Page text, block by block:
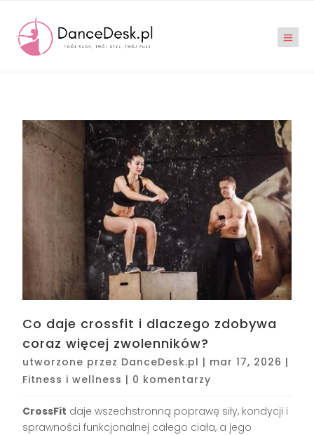
Co daje crossfit i dlaczego zdobywa
coraz więcej zwolenników?
utworzone przez DanceDesk.pl | mar 17, 2026 |
Fitness i wellness | 0 komentarzy
CrossFit daje wszechstronną poprawę siły, kondycji i
sprawności funkcjonalnej całego ciała, a jego